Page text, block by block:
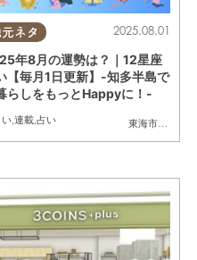
町,阿久比町 武豊町,美浜町
ネタ
東海市
,大府市
2025.08.01
年8月の運勢は？｜12星座
【毎月1日更新】-知多半島で
らしをもっとHappyに！-
い ,連載 ,占い